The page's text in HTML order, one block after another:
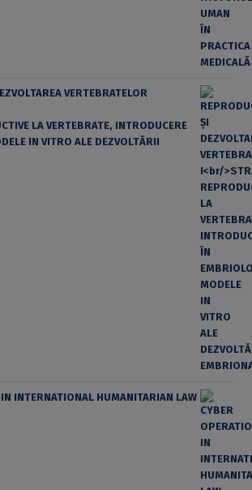
VERTEBRATELOR
LA VERTEBRATE, INTRODUCERE
IN VITRO ALE DEZVOLTĂRII
INTERNATIONAL HUMANITARIAN LAW